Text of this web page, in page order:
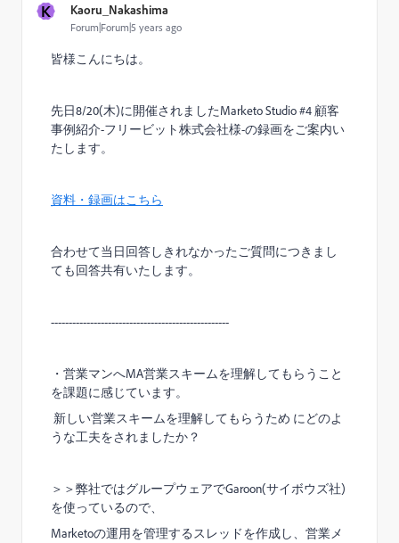
K Kaoru_Nakashima
Forum|Forum|5 years ago
皆様こんにちは。
先日8/20(木)に開催されましたMarketo Studio #4 顧客
事例紹介-フリービット株式会社様-の録画をご案内い
たします。
資料・録画はこちら
合わせて当日回答しきれなかったご質問につきまし
ても回答共有いたします。
--------------------------------------------------
・営業マンへMA営業スキームを理解してもらうこと
を課題に感じています。
新しい営業スキームを理解してもらうため にどのよ
うな工夫をされましたか？
＞＞弊社ではグループウェアでGaroon(サイボウズ社)
を使っているので、
Marketoの運用を管理するスレッドを作成し、営業メ